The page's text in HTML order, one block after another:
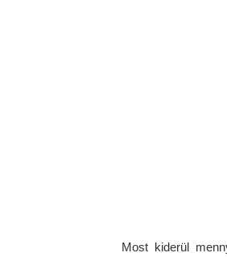
Most kiderül